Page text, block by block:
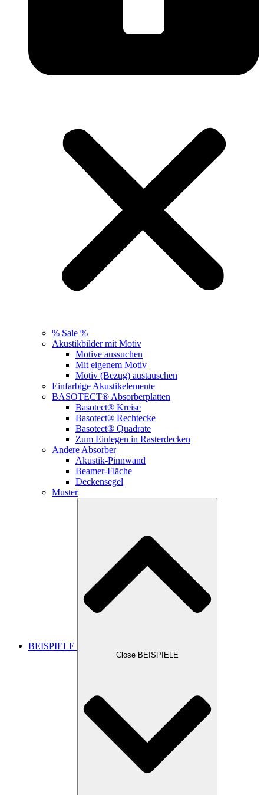
% Sale %
Akustikbilder mit Motiv
Motive aussuchen
Mit eigenem Motiv
Motiv (Bezug) austauschen
Einfarbige Akustikelemente
BASOTECT® Absorberplatten
Basotect® Kreise
Basotect® Rechtecke
Basotect® Quadrate
Zum Einlegen in Rasterdecken
Andere Absorber
Akustik-Pinnwand
Beamer-Fläche
Deckensegel
Muster
BEISPIELE
Close BEISPIELE